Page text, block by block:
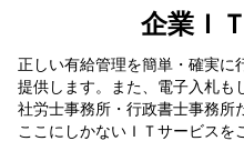
企業Ｉ
正しい有給管理を簡単・確実に
提供します。また、電子入札も
社労士事務所・行政書士事務所
ここにしかないＩＴサービスを